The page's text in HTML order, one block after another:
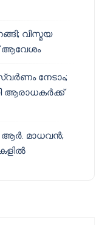
വിസ്മയ
ആവേശം
നേടാം;
ആരാധകർക്ക്
മാധവൻ;